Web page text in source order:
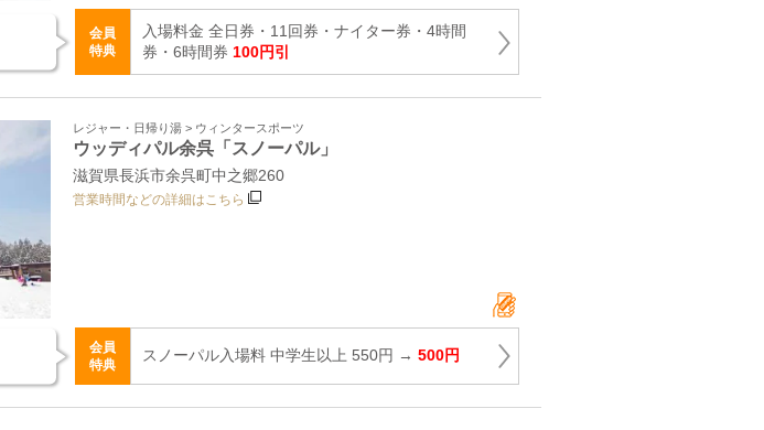
会員
特典
入場料金 全日券・11回券・ナイター券・4時間
券・6時間券 100円引
レジャー・日帰り湯 > ウィンタースポーツ
ウッディパル余呉「スノーパル」
滋賀県長浜市余呉町中之郷260
営業時間などの詳細はこちら
会員
特典
スノーパル入場料 中学生以上 550円 → 500円